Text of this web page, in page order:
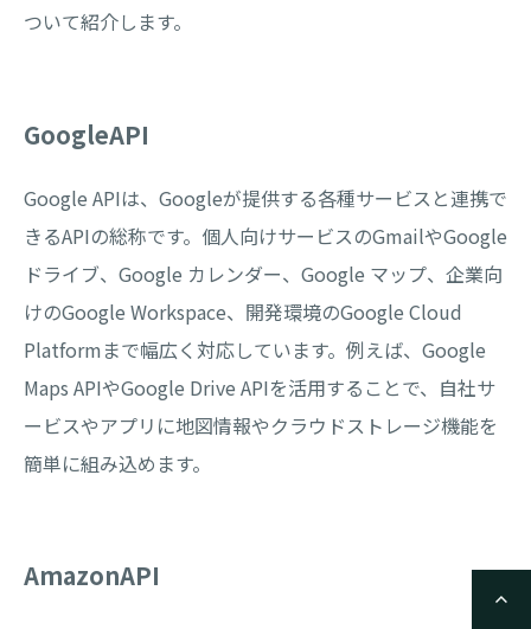
ついて紹介します。
GoogleAPI
Google APIは、Googleが提供する各種サービスと連携で
きるAPIの総称です。個人向けサービスのGmailやGoogle
ドライブ、Google カレンダー、Google マップ、企業向
けのGoogle Workspace、開発環境のGoogle Cloud
Platformまで幅広く対応しています。例えば、Google
Maps APIやGoogle Drive APIを活用することで、自社サ
ービスやアプリに地図情報やクラウドストレージ機能を
簡単に組み込めます。
AmazonAPI